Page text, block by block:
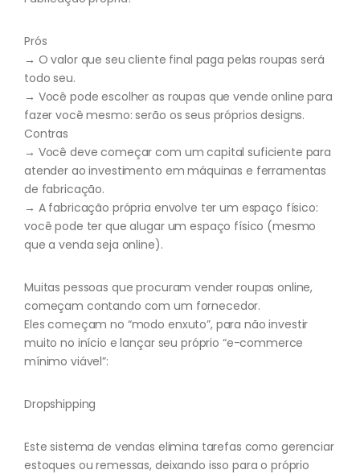
Prós
→ O valor que seu cliente final paga pelas roupas será
todo seu.
→ Você pode escolher as roupas que vende online para
fazer você mesmo: serão os seus próprios designs.
Contras
→ Você deve começar com um capital suficiente para
atender ao investimento em máquinas e ferramentas
de fabricação.
→ A fabricação própria envolve ter um espaço físico:
você pode ter que alugar um espaço físico (mesmo
que a venda seja online).
Muitas pessoas que procuram vender roupas online,
começam contando com um fornecedor.
Eles começam no “modo enxuto”, para não investir
muito no início e lançar seu próprio “e-commerce
mínimo viável”:
Dropshipping
Este sistema de vendas elimina tarefas como gerenciar
estoques ou remessas, deixando isso para o próprio